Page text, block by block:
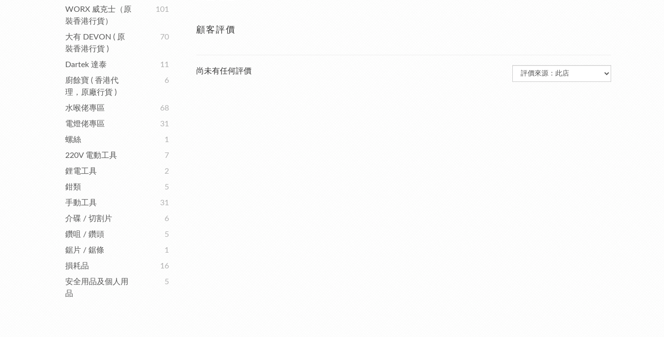
WORX 威克士（原
裝香港行貨）
101
大有 DEVON ( 原
裝香港行貨 )
70
Dartek 達泰
11
廚餘寶 ( 香港代
理，原廠行貨 )
6
水喉佬專區
68
電燈佬專區
31
螺絲
1
220V 電動工具
7
鋰電工具
2
鉗類
5
手動工具
31
介碟 / 切割片
6
鑽咀 / 鑽頭
5
鋸片 / 鋸條
1
損耗品
16
安全用品及個人用
品
5
顧客評價
尚未有任何評價